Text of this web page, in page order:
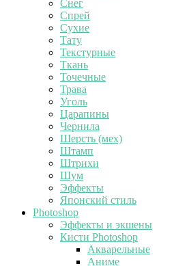
Снег
Спрей
Сухие
Тату
Текстурные
Ткань
Точечные
Трава
Уголь
Царапины
Чернила
Шерсть (мех)
Штамп
Штрихи
Шум
Эффекты
Японский стиль
Photoshop
Эффекты и экшены
Кисти Photoshop
Акварельные
Аниме